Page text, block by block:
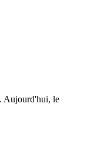
Aujourd'hui, le